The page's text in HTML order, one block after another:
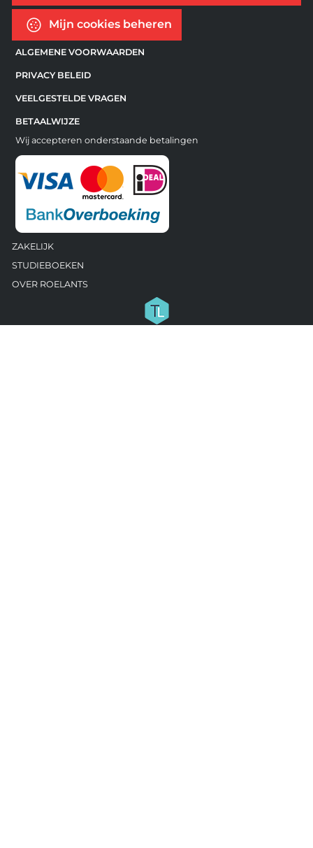
Mijn cookies beheren
ALGEMENE VOORWAARDEN
PRIVACY BELEID
VEELGESTELDE VRAGEN
BETAALWIJZE
Wij accepteren onderstaande betalingen
ZAKELIJK
STUDIEBOEKEN
OVER ROELANTS